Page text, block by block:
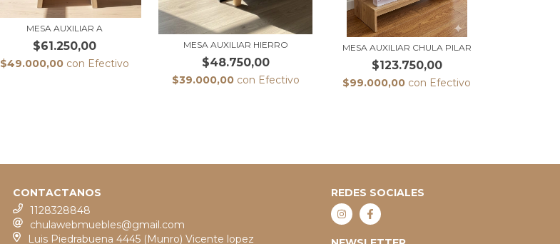
MESA AUXILIAR A
$61.250,00
$49.000,00 con Efectivo
MESA AUXILIAR HIERRO
$48.750,00
$39.000,00 con Efectivo
MESA AUXILIAR CHULA PILAR
$123.750,00
$99.000,00 con Efectivo
CONTACTANOS
1128328848
chulawebmuebles@gmail.com
Luis Piedrabuena 4445 (Munro) Vicente lopez
REDES SOCIALES